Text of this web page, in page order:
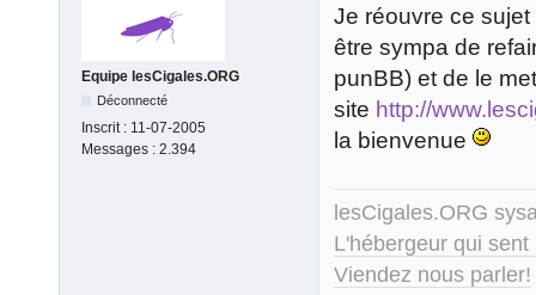
Equipe lesCigales.ORG
Déconnecté
Inscrit : 11-07-2005
Messages : 2.394
Je réouvre ce
être sympa de
punBB) et de le
site http://
la bienvenue
lesCigales.ORG
L'hébergeur qui
Viendez nous parler!